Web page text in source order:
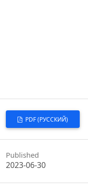
PDF (РУССКИЙ)
Published
2023-06-30